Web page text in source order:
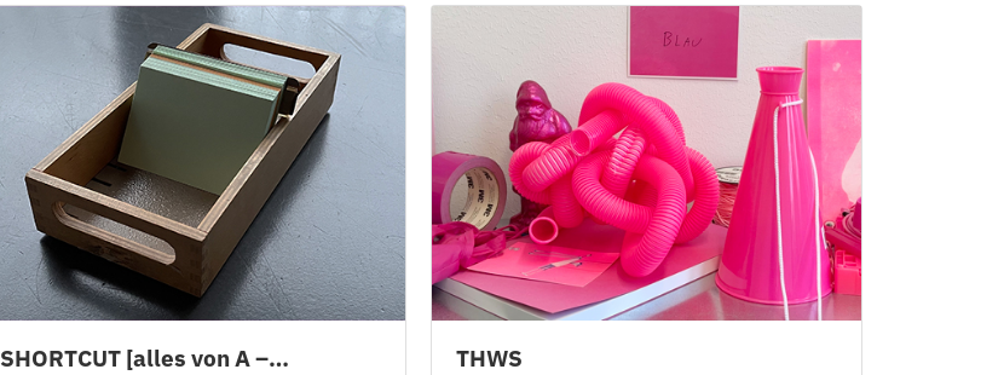
SHORTCUT [alles von A –… THWS